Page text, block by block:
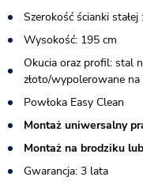
Szerokość ścianki stałej
Wysokość: 195 cm
Okucia oraz profil: stal
złoto/wypolerowane na
Powłoka Easy Clean
Montaż uniwersalny
Montaż na brodziku
Gwarancja: 3 lata